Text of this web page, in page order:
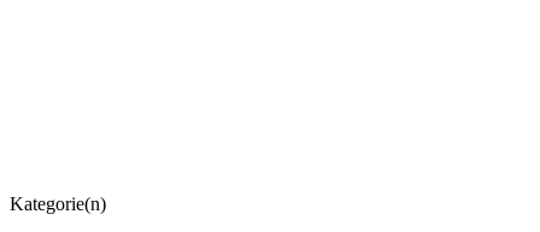
Kategorie(n)